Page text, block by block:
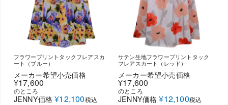
フラワープリントタックフレアスカ
ート（ブルー）
メーカー希望小売価格
¥17,600
のところ
JENNY価格 ¥12,100税込
サテン生地フラワープリントタック
フレアスカート（レッド）
メーカー希望小売価格
¥17,600
のところ
JENNY価格 ¥12,100税込